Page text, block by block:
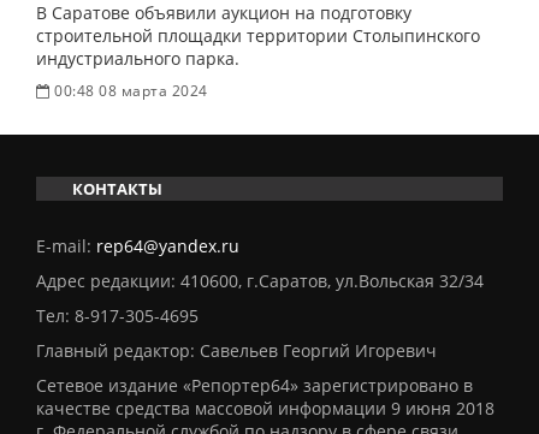
В Саратове объявили аукцион на подготовку
строительной площадки территории Столыпинского
индустриального парка.
00:48 08 марта 2024
КОНТАКТЫ
E-mail: rep64@yandex.ru
Адрес редакции: 410600, г.Саратов, ул.Вольская 32/34
Тел: 8-917-305-4695
Главный редактор: Савельев Георгий Игоревич
Сетевое издание «Репортер64» зарегистрировано в
качестве средства массовой информации 9 июня 2018